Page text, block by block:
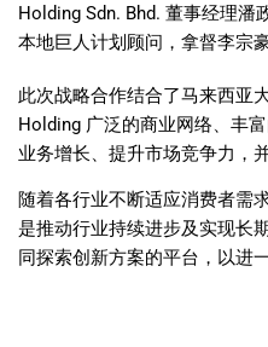
Holding Sdn. Bhd. 董事经理
本地巨人计划顾问，拿督李宗
此次战略合作结合了马来西亚
Holding 广泛的商业网络、丰
业务增长、提升市场竞争力，
随着各行业不断适应消费者需
是推动行业持续进步及实现长
同探索创新方案的平台，以进